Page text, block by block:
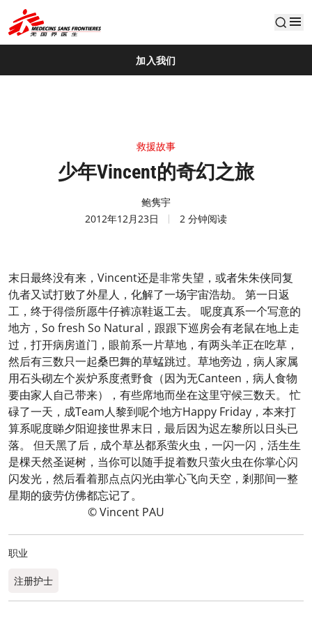
default
加入我们
救援故事
少年Vincent的奇幻之旅
鲍隽宇
2012年12月23日
2 分钟阅读
末日最终没有来，Vincent还是非常失望，或者朱朱侠同复
仇者又试打败了外星人，化解了一场宇宙浩劫。 第一日返
工，终于得偿所愿牛仔裤凉鞋返工去。 呢度真系一个写意的
地方，So fresh So Natural，跟跟下巡房会有老鼠在地上走
过，打开病房道门，眼前系一片草地，有两头羊正在吃草，
然后有三数只一起桑巴舞的草蜢跳过。草地旁边，病人家属
用石头砌左个炭炉系度煮野食（因为无Canteen，病人食物
要由家人自己带来），有些席地而坐在这里守候三数天。 忙
碌了一天，成Team人黎到呢个地方Happy Friday，本来打
算系呢度睇夕阳迎接世界末日，最后因为迟左黎所以日头已
落。 但天黑了后，成个草丛都系萤火虫，一闪一闪，活生生
是棵天然圣诞树，当你可以随手捉着数只萤火虫在你掌心闪
闪发光，然后看着那点点闪光由掌心飞向天空，剎那间一整
星期的疲劳仿佛都忘记了。
© Vincent PAU
职业
注册护士